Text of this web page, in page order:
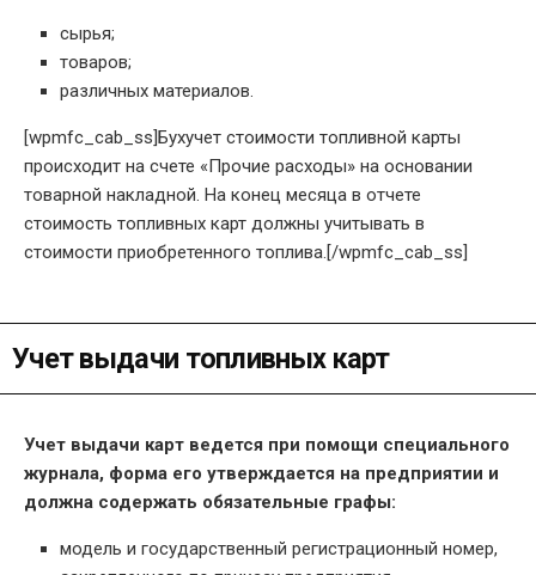
сырья;
товаров;
различных материалов.
[wpmfc_cab_ss]Бухучет стоимости топливной карты
происходит на счете «Прочие расходы» на основании
товарной накладной. На конец месяца в отчете
стоимость топливных карт должны учитывать в
стоимости приобретенного топлива.[/wpmfc_cab_ss]
Учет выдачи топливных карт
Учет выдачи карт ведется при помощи специального
журнала, форма его утверждается на предприятии и
должна содержать обязательные графы:
модель и государственный регистрационный номер,